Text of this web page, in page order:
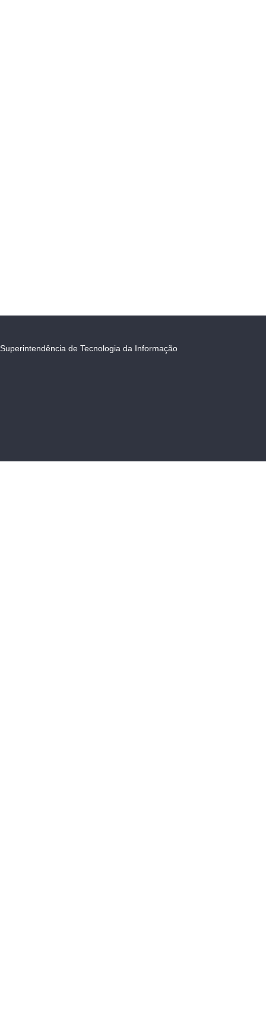
Superintendência de Tecnologia da Informação